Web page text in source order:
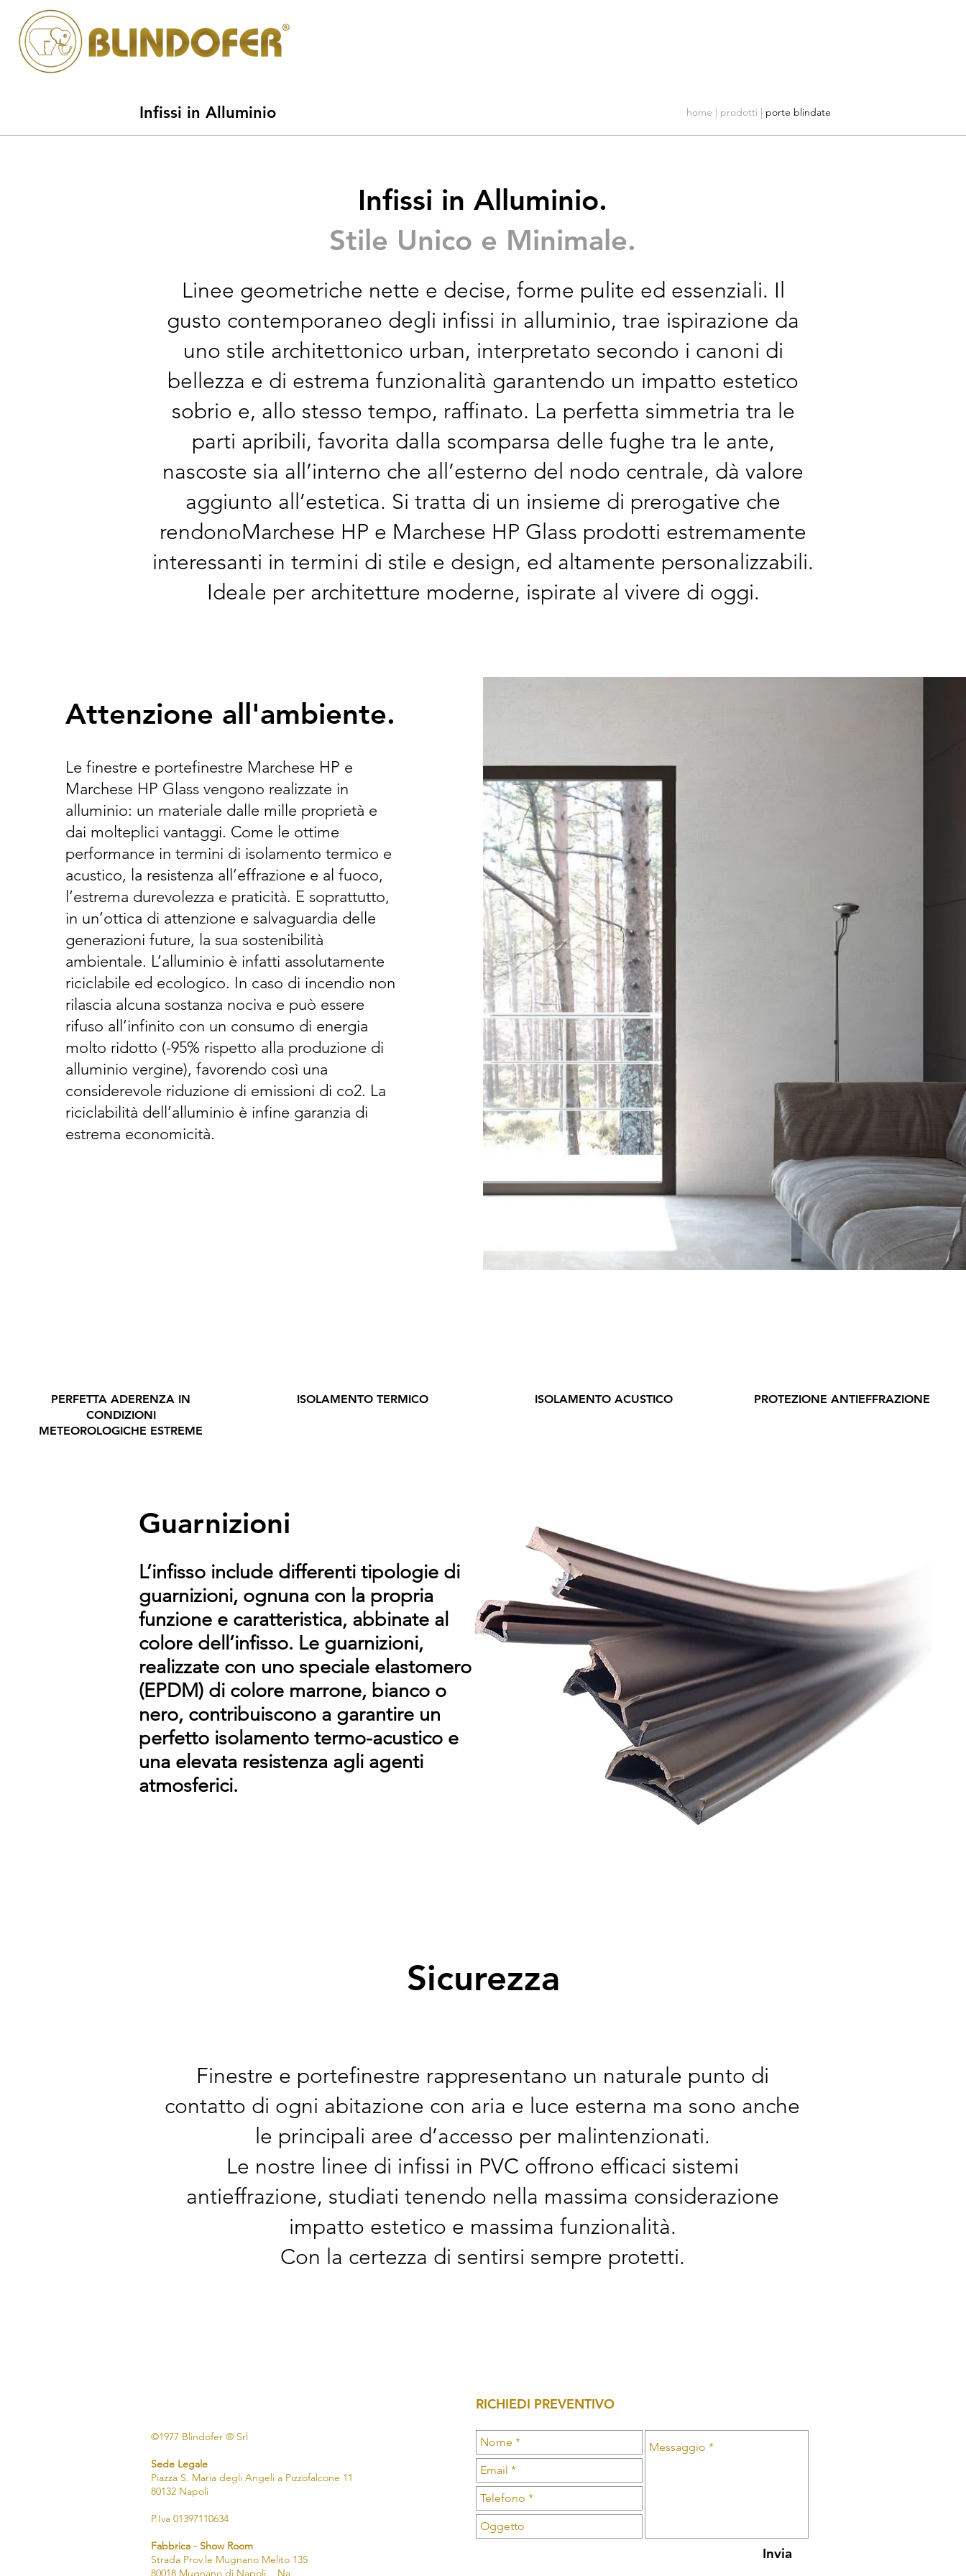
Infissi in Alluminio home | prodotti | porte blindate
Infissi in Alluminio.
Stile Unico e Minimale.
Linee geometriche nette e decise, forme pulite ed essenziali. Il
gusto contemporaneo degli infissi in alluminio, trae ispirazione da
uno stile architettonico urban, interpretato secondo i canoni di
bellezza e di estrema funzionalità garantendo un impatto estetico
sobrio e, allo stesso tempo, raffinato. La perfetta simmetria tra le
parti apribili, favorita dalla scomparsa delle fughe tra le ante,
nascoste sia all’interno che all’esterno del nodo centrale, dà valore
aggiunto all’estetica. Si tratta di un insieme di prerogative che
rendonoMarchese HP e Marchese HP Glass prodotti estremamente
interessanti in termini di stile e design, ed altamente personalizzabili.
Ideale per architetture moderne, ispirate al vivere di oggi.
Attenzione all'ambiente.
Le finestre e portefinestre Marchese HP e
Marchese HP Glass vengono realizzate in
alluminio: un materiale dalle mille proprietà e
dai molteplici vantaggi. Come le ottime
performance in termini di isolamento termico e
acustico, la resistenza all’effrazione e al fuoco,
l’estrema durevolezza e praticità. E soprattutto,
in un’ottica di attenzione e salvaguardia delle
generazioni future, la sua sostenibilità
ambientale. L’alluminio è infatti assolutamente
riciclabile ed ecologico. In caso di incendio non
rilascia alcuna sostanza nociva e può essere
rifuso all’infinito con un consumo di energia
molto ridotto (-95% rispetto alla produzione di
alluminio vergine), favorendo così una
considerevole riduzione di emissioni di co2. La
riciclabilità dell’alluminio è infine garanzia di
estrema economicità.
PERFETTA ADERENZA IN
CONDIZIONI
METEOROLOGICHE ESTREME
ISOLAMENTO TERMICO ISOLAMENTO ACUSTICO PROTEZIONE ANTIEFFRAZIONE
Guarnizioni
L’infisso include differenti tipologie di
guarnizioni, ognuna con la propria
funzione e caratteristica, abbinate al
colore dell’infisso. Le guarnizioni,
realizzate con uno speciale elastomero
(EPDM) di colore marrone, bianco o
nero, contribuiscono a garantire un
perfetto isolamento termo-acustico e
una elevata resistenza agli agenti
atmosferici.
Sicurezza
Finestre e portefinestre rappresentano un naturale punto di
contatto di ogni abitazione con aria e luce esterna ma sono anche
le principali aree d’accesso per malintenzionati.
Le nostre linee di infissi in PVC offrono efficaci sistemi
antieffrazione, studiati tenendo nella massima considerazione
impatto estetico e massima funzionalità.
Con la certezza di sentirsi sempre protetti.
©1977 Blindofer ® Srl
Sede Legale
Piazza S. Maria degli Angeli a Pizzofalcone 11
80132 Napoli
P.Iva 01397110634
Fabbrica - Show Room
Strada Prov.le Mugnano Melito 135
80018 Mugnano di Napoli Na
RICHIEDI PREVENTIVO
Invia